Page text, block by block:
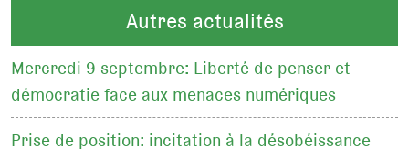
Autres actualités
Mercredi 9 septembre: Liberté de penser et
démocratie face aux menaces numériques
Prise de position: incitation à la désobéissance